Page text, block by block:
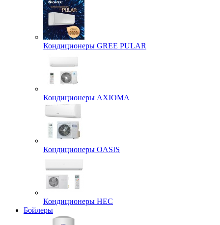
Кондиционеры GREE PULAR
Кондиционеры AXIOMA
Кондиционеры OASIS
Кондиционеры HEC
Бойлеры